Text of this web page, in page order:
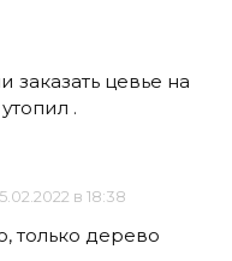
заказать цевье на
.
в 18:38
только дерево